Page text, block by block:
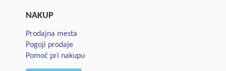
NAKUP
Prodajna mesta
Pogoji prodaje
Pomoč pri nakupu